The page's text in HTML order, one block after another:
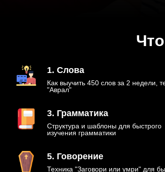
1. Слова
Как выучить 450 слов за 2 недели,
"Аврал"
3. Грамматика
Структура и шаблоны для быстрого
изучения грамматики
5. Говорение
Техника "Заговори или умри" для